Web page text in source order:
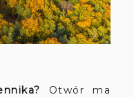
Otwór ma